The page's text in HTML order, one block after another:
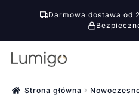
Darmowa dostawa od
Przejdź
nawigacji
Przejdź
treści Strona główna